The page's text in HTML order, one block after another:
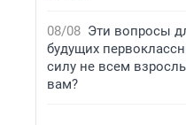
08/08 Эти вопросы
будущих
силу не всем
вам?